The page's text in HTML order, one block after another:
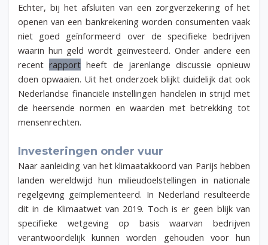
Echter, bij het afsluiten van een zorgverzekering of het
openen van een bankrekening worden consumenten vaak
niet goed geïnformeerd over de specifieke bedrijven
waarin hun geld wordt geïnvesteerd. Onder andere een
recentrapport heeft de jarenlange discussie opnieuw
doen opwaaien. Uit het onderzoek blijkt duidelijk dat ook
Nederlandse financiële instellingen handelen in strijd met
de heersende normen en waarden met betrekking tot
mensenrechten.
Investeringen onder vuur
Naar aanleiding van het klimaatakkoord van Parijs hebben
landen wereldwijd hun milieudoelstellingen in nationale
regelgeving geïmplementeerd. In Nederland resulteerde
dit in de Klimaatwet van 2019. Toch is er geen blijk van
specifieke wetgeving op basis waarvan bedrijven
verantwoordelijk kunnen worden gehouden voor hun